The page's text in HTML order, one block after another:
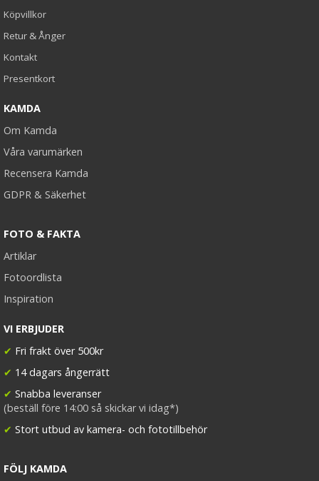
Köpvillkor
Retur & Ånger
Kontakt
Presentkort
KAMDA
Om Kamda
Våra varumärken
Recensera Kamda
GDPR & Säkerhet
FOTO & FAKTA
Artiklar
Fotoordlista
Inspiration
VI ERBJUDER
✔ Fri frakt över 500kr
✔ 14 dagars ångerrätt
✔ Snabba leveranser
(beställ före 14:00 så skickar vi idag*)
✔ Stort utbud av kamera- och fototillbehör
FÖLJ KAMDA